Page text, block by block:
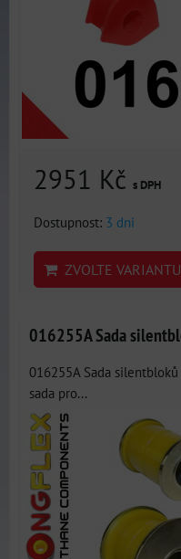
2951 Kč s DPH
Dostupnost: 3 dni
ZVOLTE VARIANTU
016255A Sada
016255A Sada
sada pro...